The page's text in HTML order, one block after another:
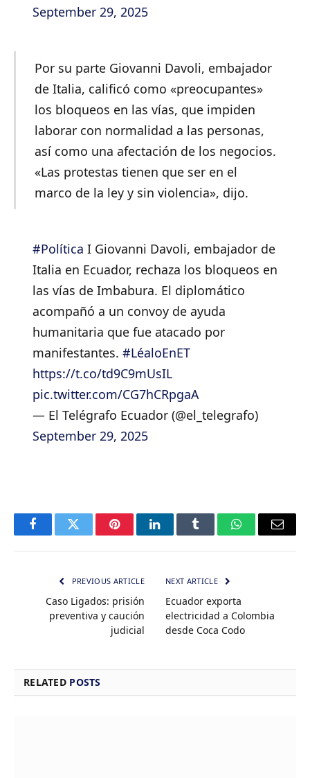
September 29, 2025
Por su parte Giovanni Davoli, embajador
de Italia, calificó como «preocupantes»
los bloqueos en las vías, que impiden
laborar con normalidad a las personas,
así como una afectación de los negocios.
«Las protestas tienen que ser en el
marco de la ley y sin violencia», dijo.
#Política I Giovanni Davoli, embajador de
Italia en Ecuador, rechaza los bloqueos en
las vías de Imbabura. El diplomático
acompañó a un convoy de ayuda
humanitaria que fue atacado por
manifestantes. #LéaloEnET
https://t.co/td9C9mUsIL
pic.twitter.com/CG7hCRpgaA
— El Telégrafo Ecuador (@el_telegrafo)
September 29, 2025
FacebookTwitter PinterestLinkedInTumblr WhatsAppEmail
PREVIOUS ARTICLE
Caso Ligados: prisión
preventiva y caución
judicial
NEXT ARTICLE
Ecuador exporta
electricidad a Colombia
desde Coca Codo
RELATED POSTS